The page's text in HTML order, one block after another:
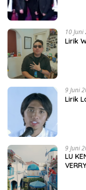
10
Lirik
9 Juni
Lirik
9 Juni
LU